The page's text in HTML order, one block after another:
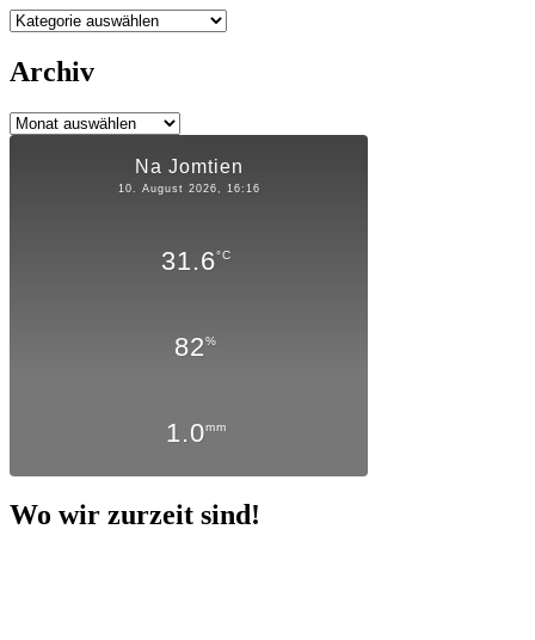
Blog
Reisegebiet
Archiv
Archiv
Na Jomtien
10. August 2026, 16:16
31.6°C
82%
1.0mm
Wo wir zurzeit sind!